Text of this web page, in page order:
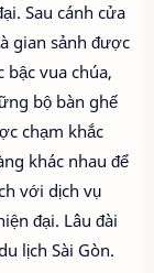
Sau cánh cửa
gian sảnh được
bậc vua chúa,
bộ bàn ghế
chạm khắc
khác nhau để
với dịch vụ
đại. Lâu đài
lịch Sài Gòn.